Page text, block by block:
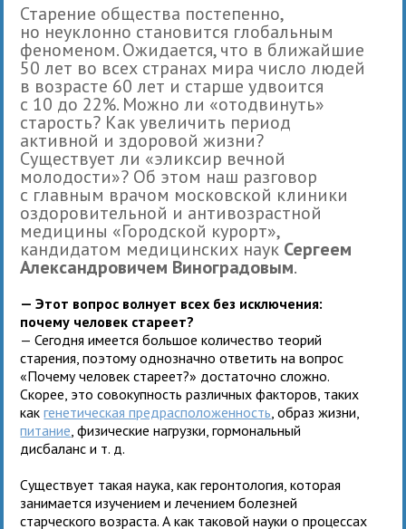
Старение общества постепенно,
но неуклонно становится глобальным
феноменом. Ожидается, что в ближайшие
50 лет во всех странах мира число людей
в возрасте 60 лет и старше удвоится
с 10 до 22%. Можно ли «отодвинуть»
старость? Как увеличить период
активной и здоровой жизни?
Существует ли «эликсир вечной
молодости»? Об этом наш разговор
с главным врачом московской клиники
оздоровительной и антивозрастной
медицины «Городской курорт»,
кандидатом медицинских наук Сергеем
Александровичем Виноградовым.
— Этот вопрос волнует всех без исключения:
почему человек стареет?
— Сегодня имеется большое количество теорий
старения, поэтому однозначно ответить на вопрос
«Почему человек стареет?» достаточно сложно.
Скорее, это совокупность различных факторов, таких
какгенетическая предрасположенность , образ жизни,
питание , физические нагрузки, гормональный
дисбаланс и т. д.
Существует такая наука, как геронтология, которая
занимается изучением и лечением болезней
старческого возраста. А как таковой науки о процессах